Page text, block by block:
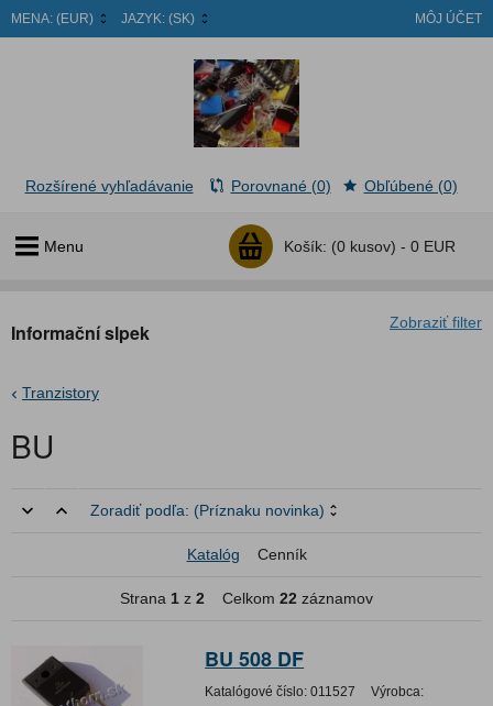
MENA: (EUR) JAZYK: (SK) MÔJ ÚČET
Menu Košík: (0 kusov) - 0 EUR
Rozšírené vyhľadávanie Porovnané (0) Obľúbené (0)
Zobraziť filter
Informační slpek
Tranzistory
BU
Zoradiť podľa: (Príznaku novinka)
Katalóg Cenník
Strana 1 z 2 Celkom 22 záznamov
BU 508 DF
Katalógové číslo: 011527 Výrobca: